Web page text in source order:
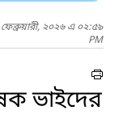
ফেব্রুয়ারী, ২০২৬ এ ০২:৫৯
PM
ভাইদের